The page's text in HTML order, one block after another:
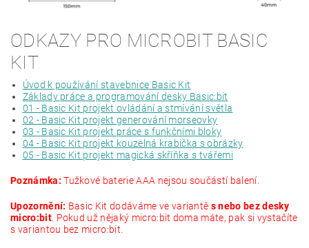
ODKAZY PRO MICROBIT BASIC
KIT
Úvod k používání stavebnice Basic Kit
Základy práce a programování desky Basic:bit
01 - Basic Kit projekt ovládání a stmívání světla
02 - Basic Kit projekt generování morseovky
03 - Basic Kit projekt práce s funkčními bloky
04 - Basic Kit projekt kouzelná krabička s obrázky
05 - Basic Kit projekt magická skříňka s tvářemi
Poznámka: Tužkové baterie AAA nejsou součástí balení.
Upozornění: Basic Kit dodáváme ve variantě s nebo bez desky
micro:bit. Pokud už nějaký micro:bit doma máte, pak si vystačíte
s variantou bez micro:bit.